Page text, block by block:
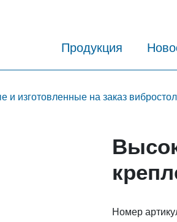
Продукция
и изготовленные на заказ
Номер